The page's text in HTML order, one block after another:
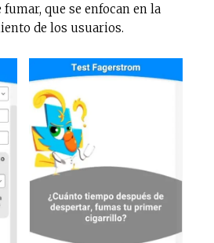
que se enfocan en la
de los usuarios.